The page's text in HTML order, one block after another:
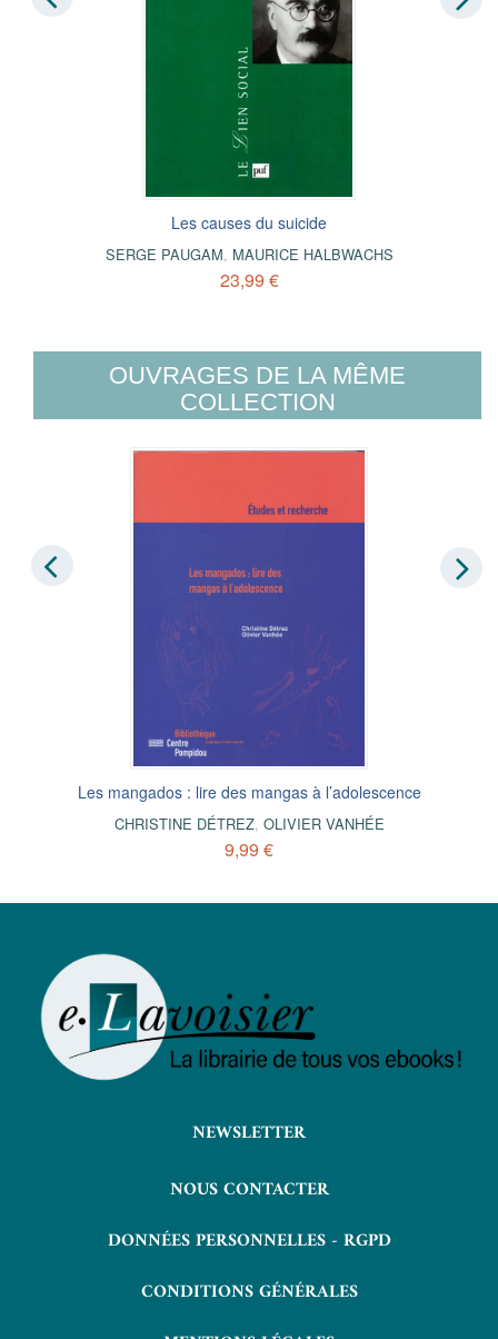
Les causes du suicide
SERGE PAUGAM, MAURICE HALBWACHS
23,99 €
OUVRAGES DE LA MÊME
COLLECTION
Les mangados : lire des mangas à l’adolescence
CHRISTINE DÉTREZ, OLIVIER VANHÉE
9,99 €
NEWSLETTER
NOUS CONTACTER
DONNÉES PERSONNELLES - RGPD
CONDITIONS GÉNÉRALES